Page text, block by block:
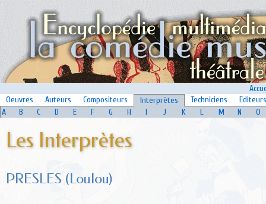
Oeuvres
Auteurs Compositeurs Interprètes Techniciens
Editeurs
A
B C D E F G H I J K L M N O
Les Interprètes
PRESLES (Loulou)